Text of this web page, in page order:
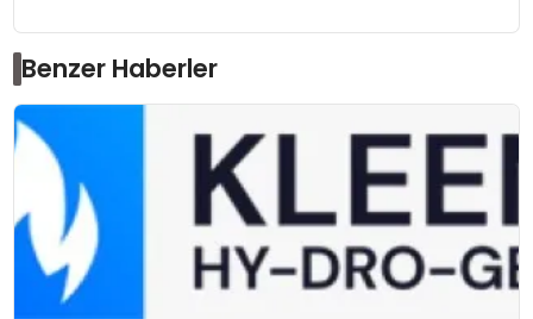
Benzer Haberler